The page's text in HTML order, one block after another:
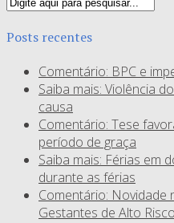
Posts recentes
Comentário: BPC e
Saiba mais: Violência
causa
Comentário: Tese
período de graça
Saiba mais: Férias em
durante as férias
Comentário: Novidade
Gestantes de Alto Risco